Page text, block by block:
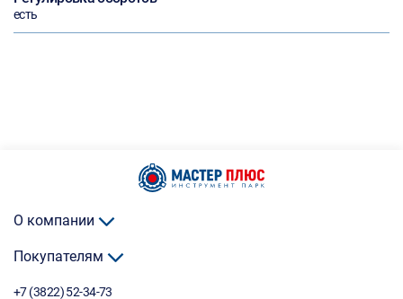
есть
О компании
Покупателям
+7 (3822) 52-34-73